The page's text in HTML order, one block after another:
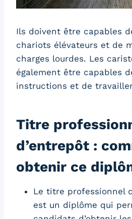
Ils doivent être capables
chariots élévateurs et de
charges lourdes. Les
également être capables
instructions et de
Titre
d’entrepôt :
obtenir ce
Le titre professionnel
est un diplôme qui